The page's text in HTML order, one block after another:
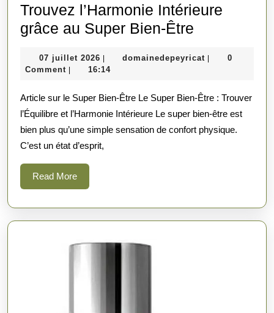
Trouvez l’Harmonie Intérieure
grâce au Super Bien-Être
Intérieure
au
Super
Bien-
07 juillet 2026 07
juillet
domainedepeyricat
0
Comment
16:14
Article sur le Super Bien-Être Le Super Bien-Être : Trouver
l’Équilibre et l’Harmonie Intérieure Le super bien-être est
bien plus qu’une simple sensation de confort physique.
C’est un état d’esprit,
Read MoreRead
More